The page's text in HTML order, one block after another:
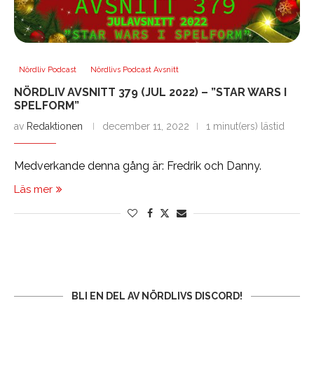
Nördliv Podcast Nördlivs Podcast Avsnitt
NÖRDLIV AVSNITT 379 (JUL 2022) – ”STAR WARS I
SPELFORM”
av Redaktionen december 11, 2022 1 minut(ers) lästid
Medverkande denna gång är: Fredrik och Danny.
Läs mer
BLI EN DEL AV NÖRDLIVS DISCORD!